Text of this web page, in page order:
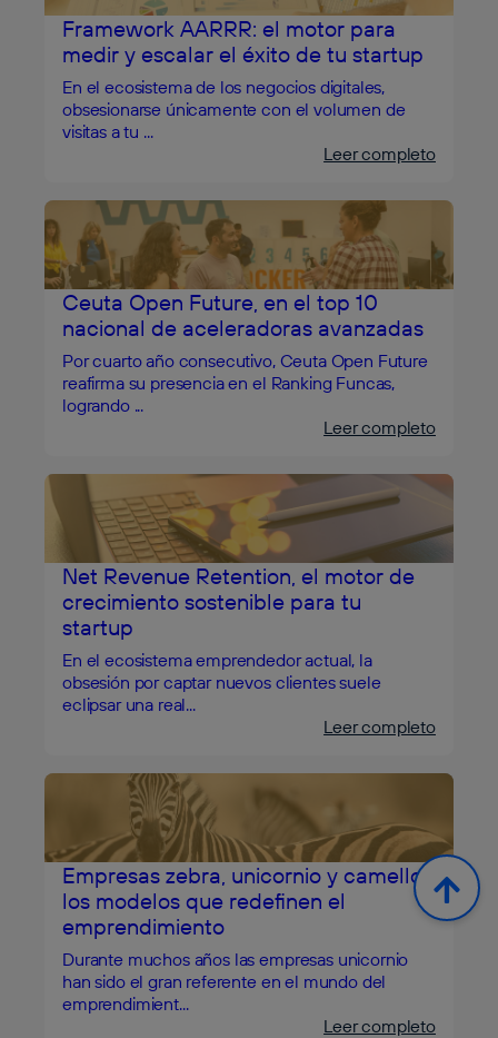
Framework AARRR: el motor para
medir y escalar el éxito de tu startup
En el ecosistema de los negocios digitales,
obsesionarse únicamente con el volumen de
visitas a tu ...
Leer completo
Ceuta Open Future, en el top 10
nacional de aceleradoras avanzadas
Por cuarto año consecutivo, Ceuta Open Future
reafirma su presencia en el Ranking Funcas,
logrando ...
Leer completo
Net Revenue Retention, el motor de
crecimiento sostenible para tu
startup
En el ecosistema emprendedor actual, la
obsesión por captar nuevos clientes suele
eclipsar una real...
Leer completo
Empresas zebra, unicornio y camello,
los modelos que redefinen el
emprendimiento
Durante muchos años las empresas unicornio
han sido el gran referente en el mundo del
emprendimient...
Leer completo